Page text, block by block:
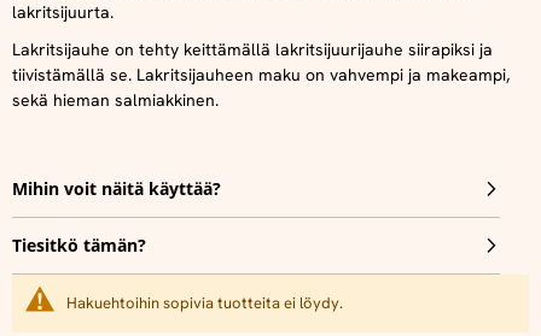
lakritsijuurta.
Lakritsijauhe on tehty keittämällä lakritsijuurijauhe siirapiksi ja
tiivistämällä se. Lakritsijauheen maku on vahvempi ja makeampi,
sekä hieman salmiakkinen.
Mihin voit näitä käyttää?
Tiesitkö tämän?
Hakuehtoihin sopivia tuotteita ei löydy.